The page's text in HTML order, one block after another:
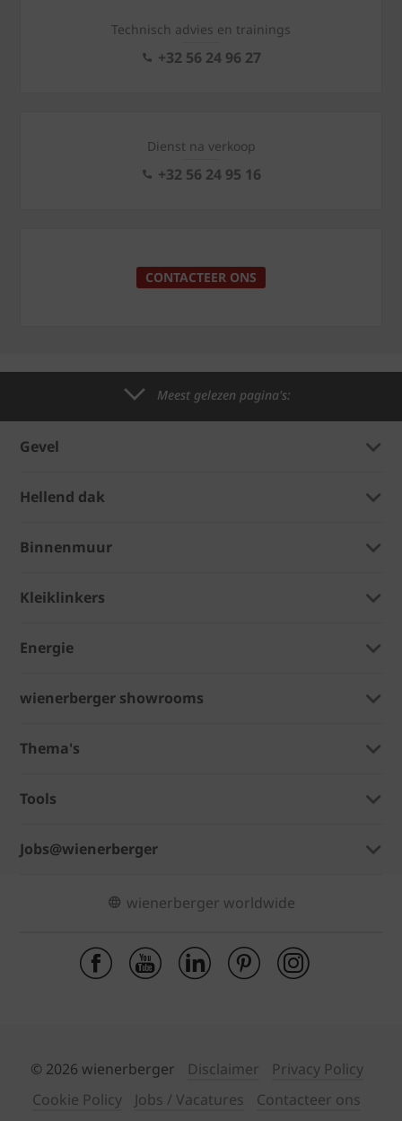
Technisch advies en trainings
+32 56 24 96 27
Dienst na verkoop
+32 56 24 95 16
CONTACTEER ONS
Meest gelezen pagina's:
Gevel
Hellend dak
Binnenmuur
Kleiklinkers
Energie
wienerberger showrooms
Thema's
Tools
Jobs@wienerberger
wienerberger worldwide
© 2026 wienerberger Disclaimer
Privacy Policy
Cookie Policy
Jobs / Vacatures
Contacteer ons